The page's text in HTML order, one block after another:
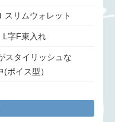
スリムウォレット
L字F束入れ
スタイリッシュな
ポイス型）